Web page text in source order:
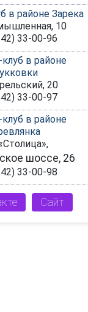
в районе Зарека
10
33-00-96
в районе
20
33-00-97
в районе
шоссе, 26
33-00-98
Сайт